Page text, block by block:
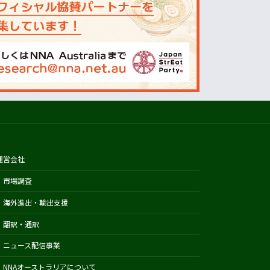
オーストラリアの天気(BOM)
ニュージーランドの天気(MetService)
プライスチェック
ウールワース
コールズ
アルディ
その他
Austrade
Japan External Trade Organization
(JETRO)
Biosecurity Import Conditions
営会社
市場調査
海外進出・輸出支援
翻訳・通訳
ニュース配信事業
NNAオーストラリアについて